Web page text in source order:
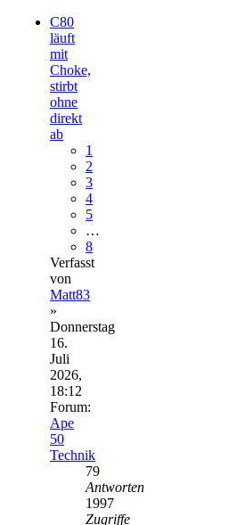
C80
läuft
mit
Choke,
stirbt
ohne
direkt
ab
1
2
3
4
5
…
8
Verfasst
von
Matt83
»
Donnerstag
16.
Juli
2026,
18:12
Forum:
Ape
50
Technik
79
Antworten
1997
Zugriffe